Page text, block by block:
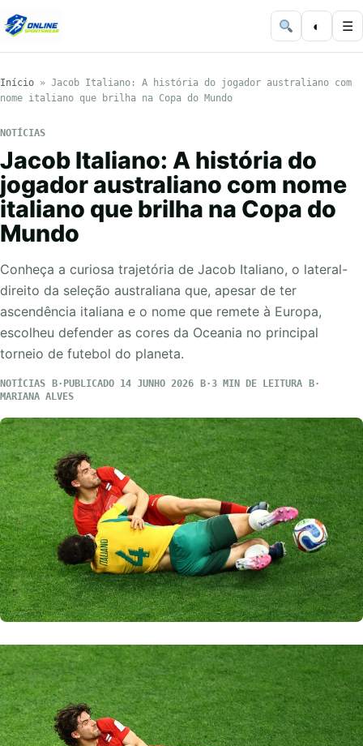
◐ ☰
Início » Jacob Italiano: A história do jogador australiano com
nome italiano que brilha na Copa do Mundo
NOTÍCIAS
Jacob Italiano: A história do
jogador australiano com nome
italiano que brilha na Copa do
Mundo
Conheça a curiosa trajetória de Jacob Italiano, o lateral-
direito da seleção australiana que, apesar de ter
ascendência italiana e o nome que remete à Europa,
escolheu defender as cores da Oceania no principal
torneio de futebol do planeta.
NOTÍCIAS PUBLICADO 14 JUNHO 2026
3 MIN DE LEITURA
MARIANA ALVES